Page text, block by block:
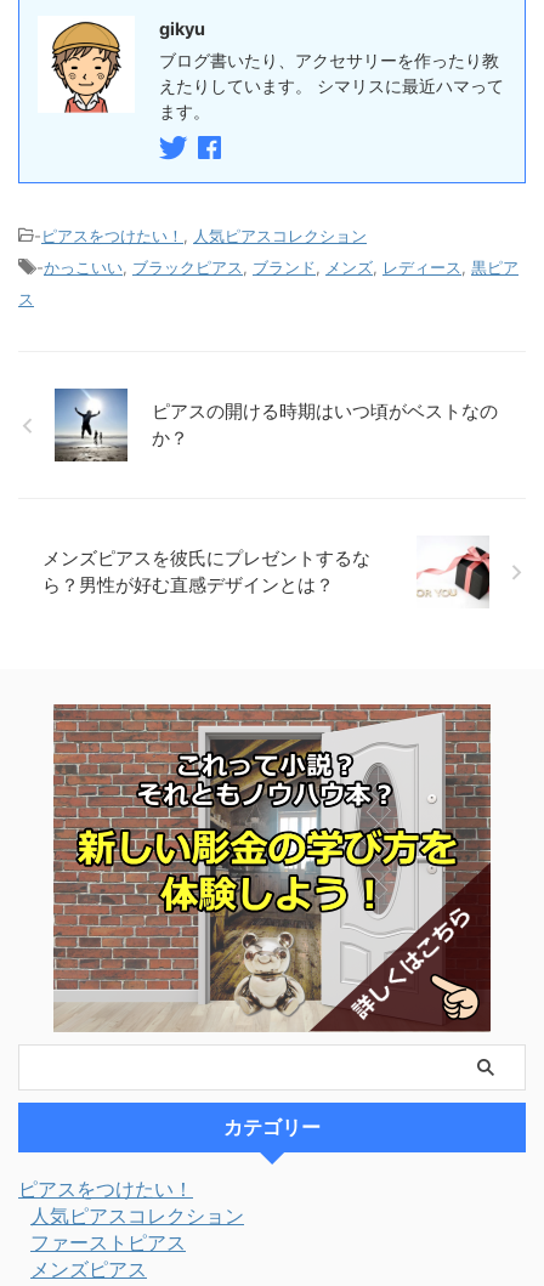
gikyu
ブログ書いたり、アクセサリーを作ったり教
えたりしています。 シマリスに最近ハマって
ます。
-ピアスをつけたい！ , 人気ピアスコレクション
-かっこいい, ブラックピアス, ブランド, メンズ, レディース, 黒ピア
ス
ピアスの開ける時期はいつ頃がベストなの
か？
メンズピアスを彼氏にプレゼントするな
ら？男性が好む直感デザインとは？
カテゴリー
ピアスをつけたい！
人気ピアスコレクション
ファーストピアス
メンズピアス